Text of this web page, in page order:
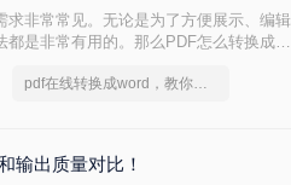
非常常见。无论是为了方便展示、编辑
是非常有用的。那么PDF怎么转换成
pdf在线转换成word，教你一个方法
输出质量对比！